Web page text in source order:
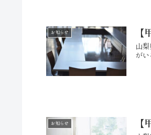
お知らせ
山
が
お知らせ